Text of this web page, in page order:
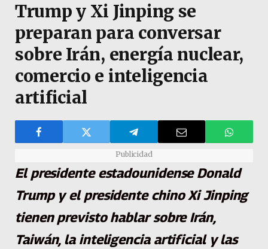
Trump y Xi Jinping se
preparan para conversar
sobre Irán, energía nuclear,
comercio e inteligencia
artificial
Publicidad
El presidente estadounidense Donald
Trump y el presidente chino Xi Jinping
tienen previsto hablar sobre Irán,
Taiwán, la inteligencia artificial y las